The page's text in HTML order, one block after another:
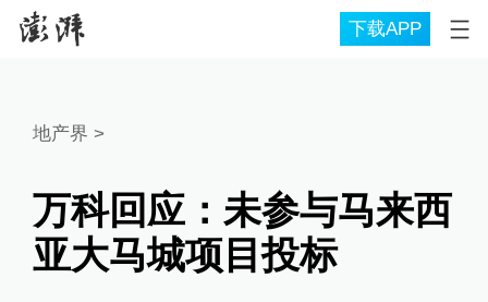
下载APP
地产界 >
万科回应：未参与马来西
亚大马城项目投标